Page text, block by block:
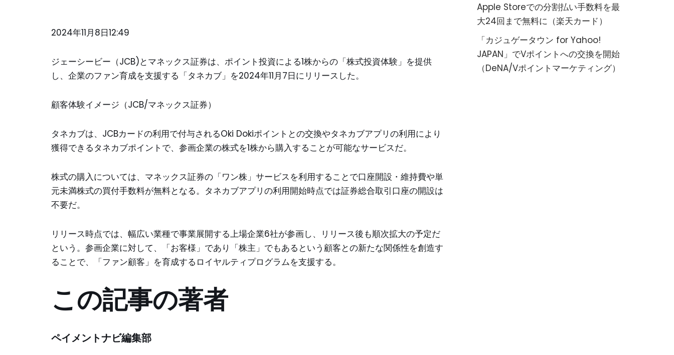
2024年11月8日12:49
ジェーシービー（JCB)とマネックス証券は、ポイント投資による1株からの「株式投資体験」を提供
し、企業のファン育成を支援する「タネカブ」を2024年11月7日にリリースした。
顧客体験イメージ（JCB/マネックス証券）
タネカブは、JCBカードの利用で付与されるOki Dokiポイントとの交換やタネカブアプリの利用により
獲得できるタネカブポイントで、参画企業の株式を1株から購入することが可能なサービスだ。
株式の購入については、マネックス証券の「ワン株」サービスを利用することで口座開設・維持費や単
元未満株式の買付手数料が無料となる。タネカブアプリの利用開始時点では証券総合取引口座の開設は
不要だ。
リリース時点では、幅広い業種で事業展開する上場企業6社が参画し、リリース後も順次拡大の予定だ
という。参画企業に対して、「お客様」であり「株主」でもあるという顧客との新たな関係性を創造す
ることで、「ファン顧客」を育成するロイヤルティプログラムを支援する。
この記事の著者
ペイメントナビ編集部
Apple Storeでの分割払い手数料を最
大24回まで無料に（楽天カード）
「カジュゲータウン for Yahoo!
JAPAN」でVポイントへの交換を開始
（DeNA/Vポイントマーケティング）